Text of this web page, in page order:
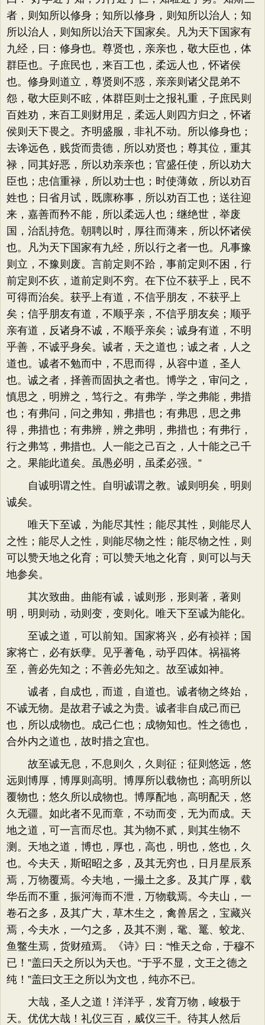
者，则知所以修身；知所以修身，则知所以治人；知
所以治人，则知所以治天下国家矣。凡为天下国家有
九经，曰：修身也。尊贤也，亲亲也，敬大臣也，体
群臣也。子庶民也，来百工也，柔远人也，怀诸侯
也。修身则道立，尊贤则不惑，亲亲则诸父昆弟不
怨，敬大臣则不眩，体群臣则士之报礼重，子庶民则
百姓劝，来百工则财用足，柔远人则四方归之，怀诸
侯则天下畏之。齐明盛服，非礼不动。所以修身也；
去谗远色，贱货而贵德，所以劝贤也；尊其位，重其
禄，同其好恶，所以劝亲亲也；官盛任使，所以劝大
臣也；忠信重禄，所以劝士也；时使薄敛，所以劝百
姓也；日省月试，既廪称事，所以劝百工也；送往迎
来，嘉善而矜不能，所以柔远人也；继绝世，举废
国，治乱持危。朝聘以时，厚往而薄来，所以怀诸侯
也。凡为天下国家有九经，所以行之者一也。凡事豫
则立，不豫则废。言前定则不跲，事前定则不困，行
前定则不疚，道前定则不穷。在下位不获乎上，民不
可得而治矣。获乎上有道，不信乎朋友，不获乎上
矣；信乎朋友有道，不顺乎亲，不信乎朋友矣；顺乎
亲有道，反诸身不诚，不顺乎亲矣；诚身有道，不明
乎善，不诚乎身矣。诚者，天之道也；诚之者，人之
道也。诚者不勉而中，不思而得，从容中道，圣人
也。诚之者，择善而固执之者也。博学之，审问之，
慎思之，明辨之，笃行之。有弗学，学之弗能，弗措
也；有弗问，问之弗知，弗措也；有弗思，思之弗
得，弗措也；有弗辨，辨之弗明，弗措也；有弗行，
行之弗笃，弗措也。人一能之己百之，人十能之己千
之。果能此道矣。虽愚必明，虽柔必强。”
自诚明谓之性。自明诚谓之教。诚则明矣，明则
诚矣。
唯天下至诚，为能尽其性；能尽其性，则能尽人
之性；能尽人之性，则能尽物之性；能尽物之性，则
可以赞天地之化育；可以赞天地之化育，则可以与天
地参矣。
其次致曲。曲能有诚，诚则形，形则著，著则
明，明则动，动则变，变则化。唯天下至诚为能化。
至诚之道，可以前知。国家将兴，必有祯祥；国
家将亡，必有妖孽。见乎蓍龟，动乎四体。祸福将
至，善必先知之；不善必先知之。故至诚如神。
诚者，自成也，而道，自道也。诚者物之终始，
不诚无物。是故君子诚之为贵。诚者非自成己而已
也，所以成物也。成己仁也；成物知也。性之德也，
合外内之道也，故时措之宜也。
故至诚无息，不息则久，久则征；征则悠远，悠
远则博厚，博厚则高明。博厚所以载物也；高明所以
覆物也；悠久所以成物也。博厚配地，高明配天，悠
久无疆。如此者不见而章，不动而变，无为而成。天
地之道，可一言而尽也。其为物不贰，则其生物不
测。天地之道，博也，厚也，高也，明也，悠也，久
也。今夫天，斯昭昭之多，及其无穷也，日月星辰系
焉，万物覆焉。今夫地，一撮土之多。及其广厚，载
华岳而不重，振河海而不泄，万物载焉。今夫山，一
卷石之多，及其广大，草木生之，禽兽居之，宝藏兴
焉，今夫水，一勺之多，及其不测，鼋、鼍、蛟龙、
鱼鳖生焉，货财殖焉。《诗》曰：“惟天之命，于穆不
已！”盖曰天之所以为天也。“于乎不显，文王之德之
纯！”盖曰文王之所以为文也，纯亦不已。
大哉，圣人之道！洋洋乎，发育万物，峻极于
天。优优大哉！礼仪三百，威仪三千。待其人然后